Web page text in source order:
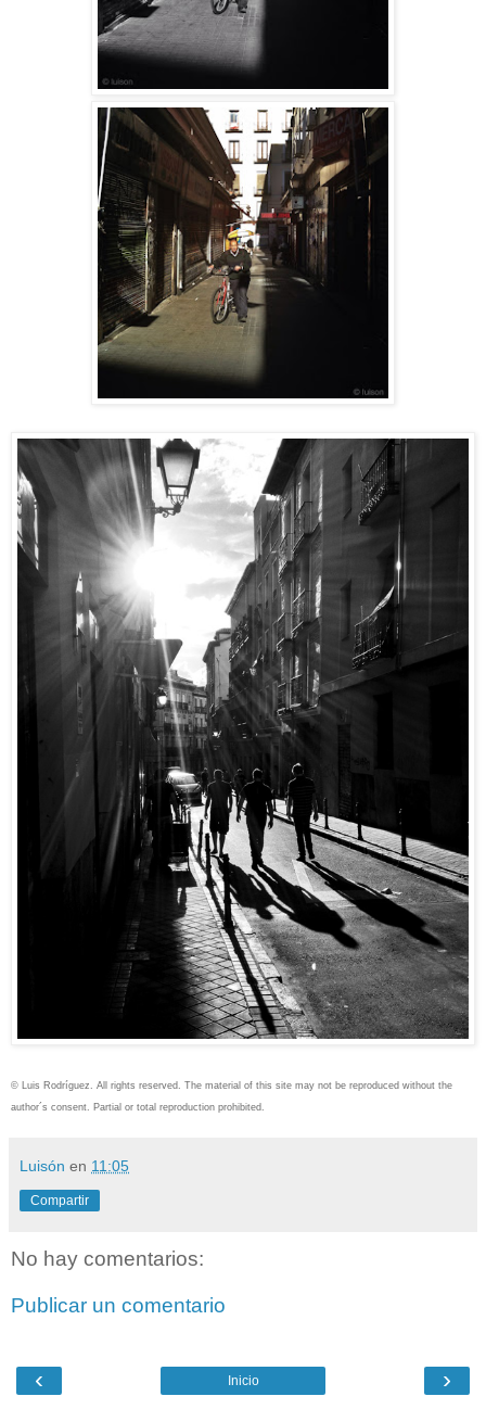
© Luis Rodríguez. All rights reserved. The material of this site may not be reproduced without the
author´s consent. Partial or total reproduction prohibited.
Luisón en 11:05
Compartir
No hay comentarios:
Publicar un comentario
‹ ›
Inicio